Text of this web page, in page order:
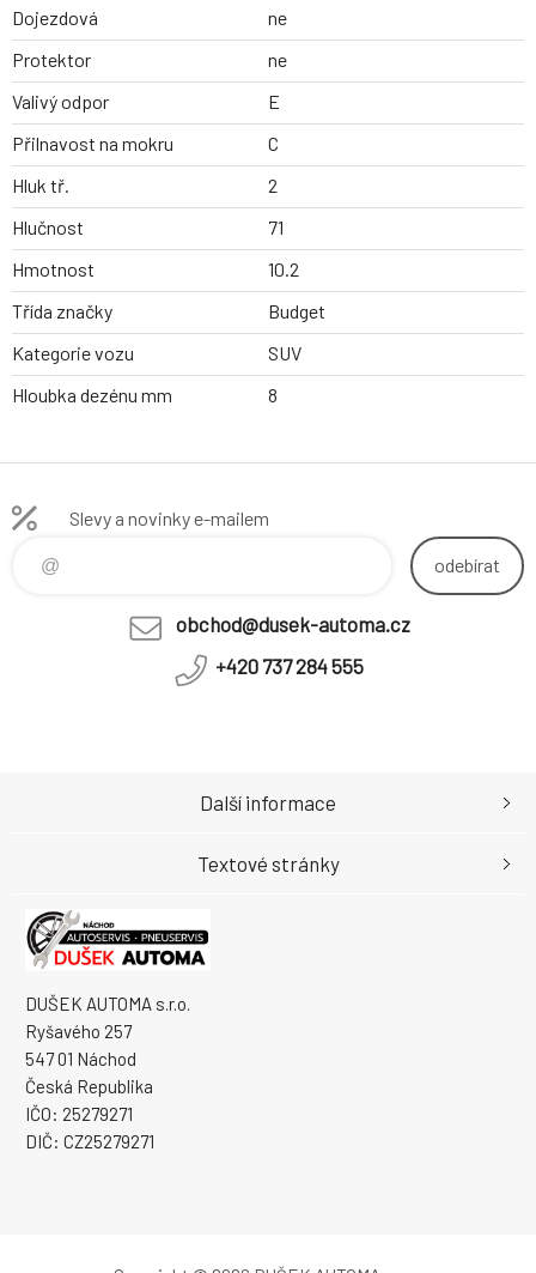
Dojezdová
ne
Protektor
ne
Valivý odpor
E
Přilnavost na mokru
C
Hluk tř.
2
Hlučnost
71
Hmotnost
10.2
Třída značky
Budget
Kategorie vozu
SUV
Hloubka dezénu mm
8
Slevy a novinky e-mailem
odebírat
obchod@dusek-automa.cz
+420 737 284 555
DUŠEK AUTOMA s.r.o.
Ryšavého 257
547 01 Náchod
Česká Republika
IČO: 25279271
DIČ: CZ25279271
Další informace
Textové stránky